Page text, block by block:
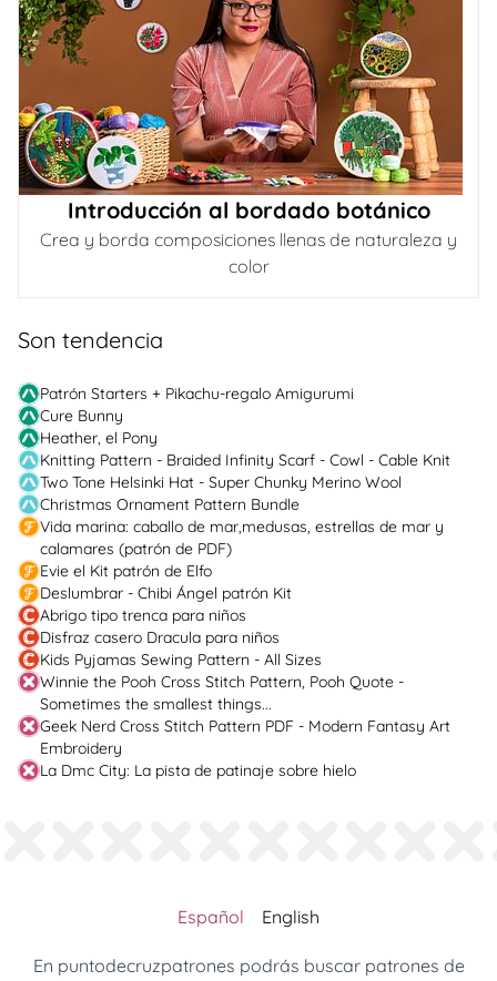
Introducción al bordado botánico
Crea y borda composiciones llenas de naturaleza y
color
Son tendencia
Patrón Starters + Pikachu-regalo Amigurumi
Cure Bunny
Heather, el Pony
Knitting Pattern - Braided Infinity Scarf - Cowl - Cable Knit
Two Tone Helsinki Hat - Super Chunky Merino Wool
Christmas Ornament Pattern Bundle
Vida marina: caballo de mar,medusas, estrellas de mar y
calamares (patrón de PDF)
Evie el Kit patrón de Elfo
Deslumbrar - Chibi Ángel patrón Kit
Abrigo tipo trenca para niños
Disfraz casero Dracula para niños
Kids Pyjamas Sewing Pattern - All Sizes
Winnie the Pooh Cross Stitch Pattern, Pooh Quote -
Sometimes the smallest things...
Geek Nerd Cross Stitch Pattern PDF - Modern Fantasy Art
Embroidery
La Dmc City: La pista de patinaje sobre hielo
Español English
En puntodecruzpatrones podrás buscar patrones de